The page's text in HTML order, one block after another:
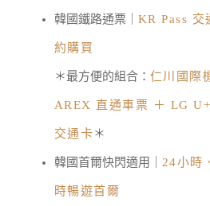
韓國鐵路通票｜ KR Pass 交
約購買
＊最方便的組合： 仁川國際
AREX 直通車票 ＋ LG
交通卡＊
韓國首爾快閃適用｜ 24小時
時暢遊首爾